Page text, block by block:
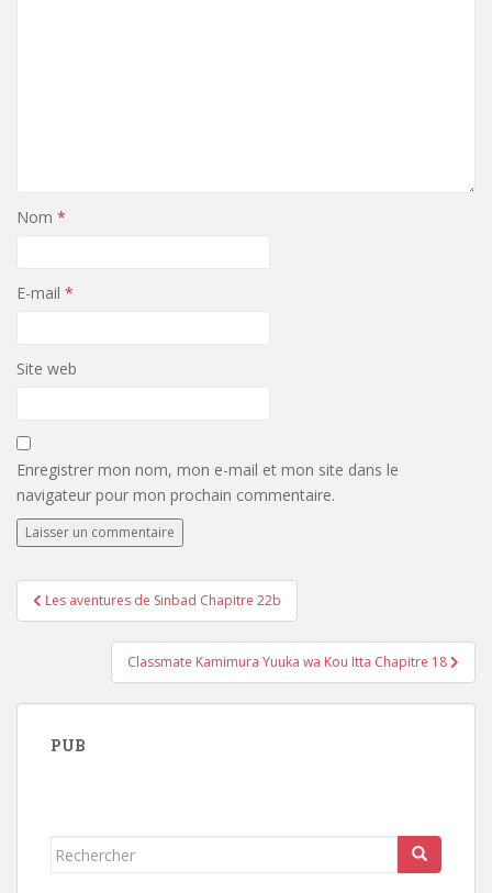
Nom *
E-mail *
Site web
Enregistrer mon nom, mon e-mail et mon site dans le
navigateur pour mon prochain commentaire.
Navigation
de
l’article
Les aventures de Sinbad Chapitre 22b
Classmate Kamimura Yuuka wa Kou Itta Chapitre 18
PUB
Rechercher...